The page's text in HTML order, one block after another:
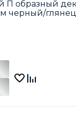
образный
черный/